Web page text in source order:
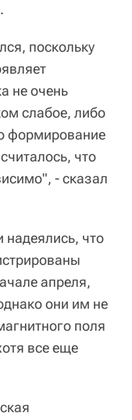
поскольку
не очень
слабое, либо
формирование
что
- сказал
надеялись, что
апреля,
они им не
поля
все еще